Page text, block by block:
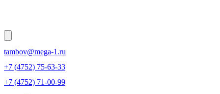
tambov@mega-1.ru
+7 (4752) 75-63-33
+7 (4752) 71-00-99